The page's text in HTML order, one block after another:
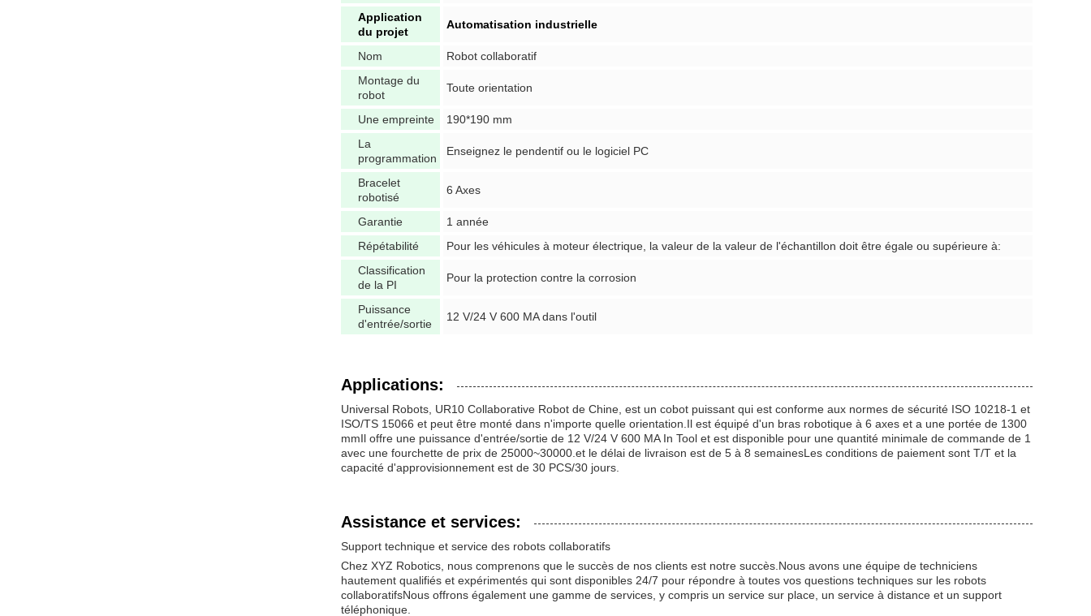
Application
du projet
Automatisation industrielle
Nom
Robot collaboratif
Montage du
robot
Toute orientation
Une empreinte
190*190 mm
La
programmation
Enseignez le pendentif ou le logiciel PC
Bracelet
robotisé
6 Axes
Garantie
1 année
Répétabilité
Pour les véhicules à moteur électrique, la valeur de la valeur de l'échantillon doit être égale ou supérieure à:
Classification
de la PI
Pour la protection contre la corrosion
Puissance
d'entrée/sortie
12 V/24 V 600 MA dans l'outil
Applications:
Universal Robots, UR10 Collaborative Robot de Chine, est un cobot puissant qui est conforme aux normes de sécurité ISO 10218-1 et
ISO/TS 15066 et peut être monté dans n'importe quelle orientation.Il est équipé d'un bras robotique à 6 axes et a une portée de 1300
mmIl offre une puissance d'entrée/sortie de 12 V/24 V 600 MA In Tool et est disponible pour une quantité minimale de commande de 1
avec une fourchette de prix de 25000~30000.et le délai de livraison est de 5 à 8 semainesLes conditions de paiement sont T/T et la
capacité d'approvisionnement est de 30 PCS/30 jours.
Assistance et services:
Support technique et service des robots collaboratifs
Chez XYZ Robotics, nous comprenons que le succès de nos clients est notre succès.Nous avons une équipe de techniciens
hautement qualifiés et expérimentés qui sont disponibles 24/7 pour répondre à toutes vos questions techniques sur les robots
collaboratifsNous offrons également une gamme de services, y compris un service sur place, un service à distance et un support
téléphonique.